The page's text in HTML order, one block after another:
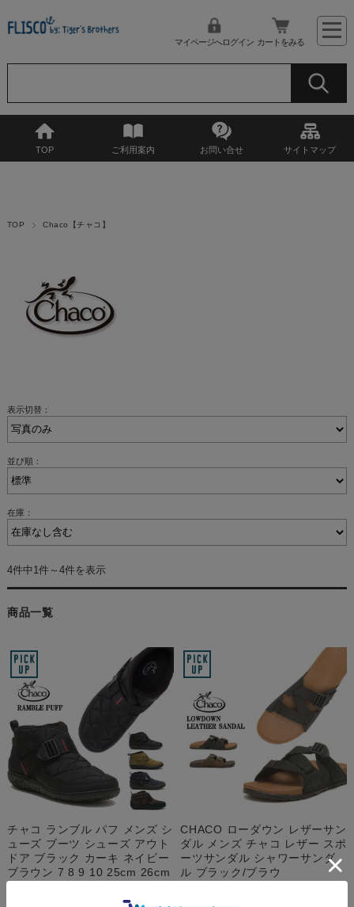
マイページへログイン カートをみる
TOP ご利用案内 お問い合せ サイトマップ
TOP Chaco【チャコ】
表示切替：
並び順：
在庫：
4件中1件～4件を表示
商品一覧
チャコ ランブル パフ メンズ シ
ューズ ブーツ シューズ アウト
ドア ブラック カーキ ネイビー
ブラウン 7 8 9 10 25cm 26cm
27cm 28cm CHACO RAMBLE
CHACO ローダウン レザーサン
ダル メンズ チャコ レザー スポ
ーツサンダル シャワーサンダ
ル ブラック/ブラウ